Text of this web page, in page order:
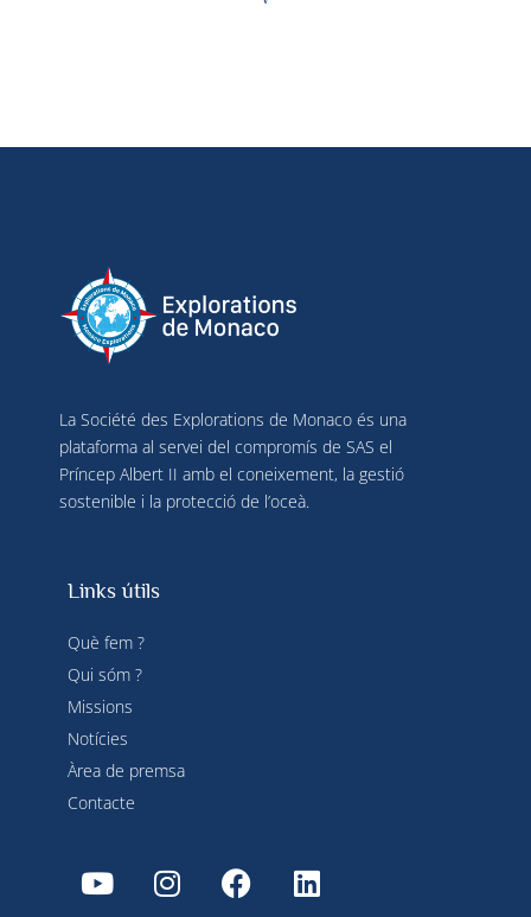
La Société des Explorations de Monaco és una
plataforma al servei del compromís de SAS el
Príncep Albert II amb el coneixement, la gestió
sostenible i la protecció de l’oceà.
Links útils
Què fem ?
Qui sóm ?
Missions
Notícies
Àrea de premsa
Contacte